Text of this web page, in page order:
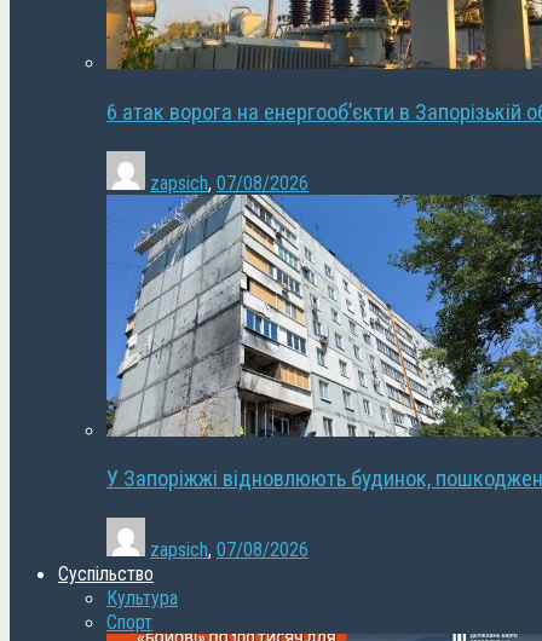
6 атак ворога на енергооб’єкти в Запорізькій
zapsich, 07/08/2026
У Запоріжжі відновлюють будинок,
zapsich, 07/08/2026
Суспільство
Культура
Спорт